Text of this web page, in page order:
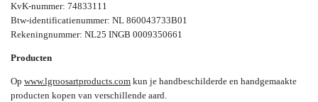
KvK-nummer: 74833111
Btw-identificatienummer: NL 860043733B01
Rekeningnummer: NL25 INGB 0009350661
Producten
Op www.lgroosartproducts.com kun je handbeschilderde en handgemaakte
producten kopen van verschillende aard.